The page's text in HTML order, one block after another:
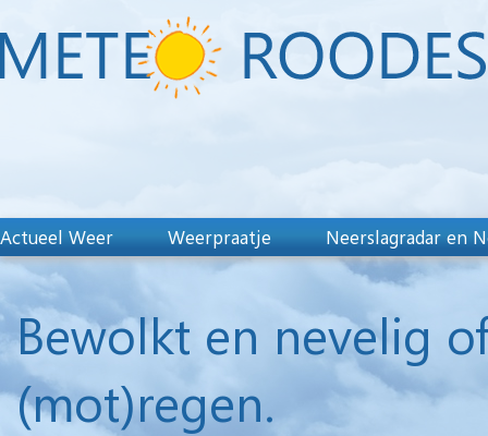
Actueel Weer Weerpraatje Neerslagradar en
Bewolkt en nevelig
(mot)regen.